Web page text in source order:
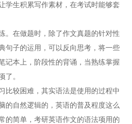
学生积累写作素材，在考试时能够套
在做题时，除了作文真题的针对性
句子的运用，可以反向思考，将一些
记本上，阶段性的背诵，当熟练掌握
了。
较困难，其实语法是使用的过程中
的自然逻辑的，英语的普及程度这么
的简单，考研英语作文的语法项用的